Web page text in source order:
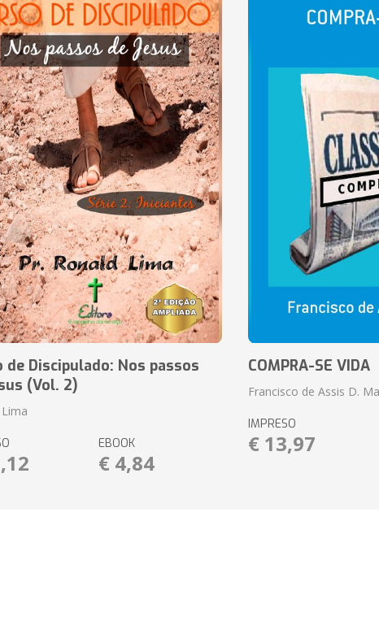
de Discipulado: Nos passos
(Vol. 2)
EBOOK
€ 4,84
COMPRA-SE VIDA
Francisco de Assis D.
IMPRESO
€ 13,97